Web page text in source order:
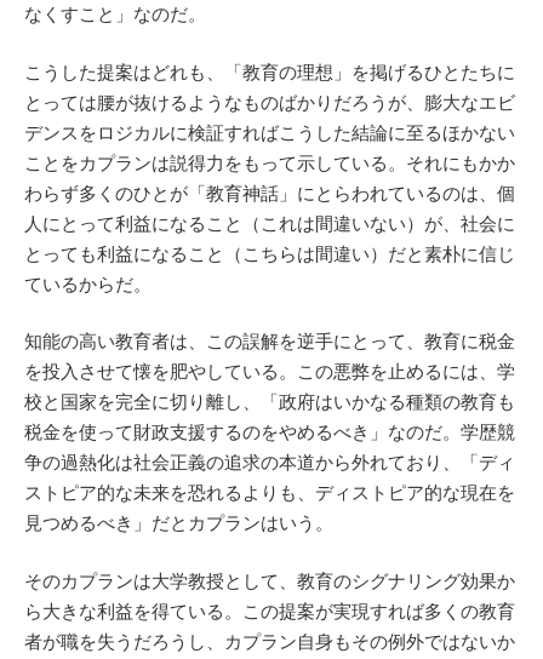
なくすこと」なのだ。
こうした提案はどれも、「教育の理想」を掲げるひとたちに
とっては腰が抜けるようなものばかりだろうが、膨大なエビ
デンスをロジカルに検証すればこうした結論に至るほかない
ことをカプランは説得力をもって示している。それにもかか
わらず多くのひとが「教育神話」にとらわれているのは、個
人にとって利益になること（これは間違いない）が、社会に
とっても利益になること（こちらは間違い）だと素朴に信じ
ているからだ。
知能の高い教育者は、この誤解を逆手にとって、教育に税金
を投入させて懐を肥やしている。この悪弊を止めるには、学
校と国家を完全に切り離し、「政府はいかなる種類の教育も
税金を使って財政支援するのをやめるべき」なのだ。学歴競
争の過熱化は社会正義の追求の本道から外れており、「ディ
ストピア的な未来を恐れるよりも、ディストピア的な現在を
見つめるべき」だとカプランはいう。
そのカプランは大学教授として、教育のシグナリング効果か
ら大きな利益を得ている。この提案が実現すれば多くの教育
者が職を失うだろうし、カプラン自身もその例外ではないか